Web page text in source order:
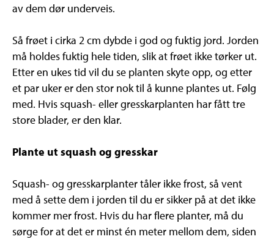
av dem dør underveis.
Så frøet i cirka 2 cm dybde i god og fuktig jord. Jorden
må holdes fuktig hele tiden, slik at frøet ikke tørker ut.
Etter en ukes tid vil du se planten skyte opp, og etter
et par uker er den stor nok til å kunne plantes ut. Følg
med. Hvis squash- eller gresskarplanten har fått tre
store blader, er den klar.
Plante ut squash og gresskar
Squash- og gresskarplanter tåler ikke frost, så vent
med å sette dem i jorden til du er sikker på at det ikke
kommer mer frost. Hvis du har flere planter, må du
sørge for at det er minst én meter mellom dem, siden